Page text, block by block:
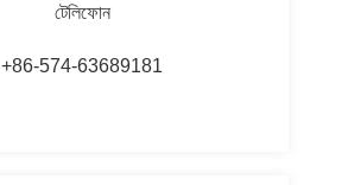
টেলিফোন
+86-574-63689181